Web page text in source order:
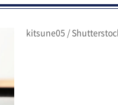
kitsune05 /